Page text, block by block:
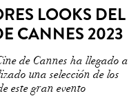
LOOKS DEL
CANNES 2023
de Cannes ha llegado a
una selección de los
este gran evento